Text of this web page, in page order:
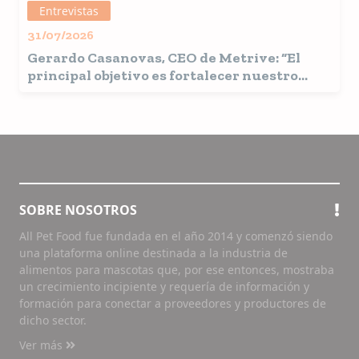
Entrevistas
31/07/2026
Gerardo Casanovas, CEO de Metrive: “El
principal objetivo es fortalecer nuestro
SOBRE NOSOTROS
All Pet Food fue fundada en el año 2014 y comenzó siendo
una plataforma online destinada a la industria de
alimentos para mascotas que, por ese entonces, mostraba
un crecimiento incipiente y requería de información y
formación para conectar a proveedores y productores de
dicho sector.
Ver más